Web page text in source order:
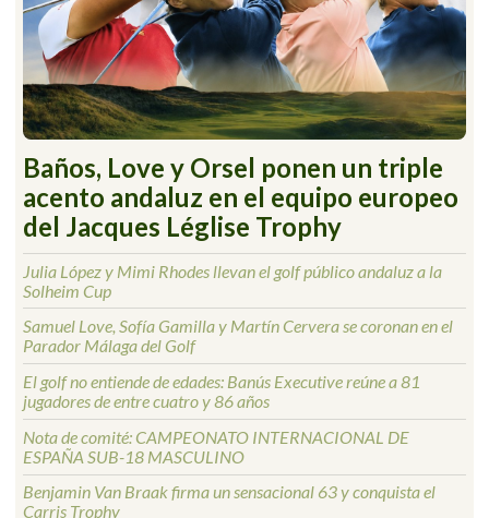
Baños, Love y Orsel ponen un triple
acento andaluz en el equipo europeo
del Jacques Léglise Trophy
Julia López y Mimi Rhodes llevan el golf público andaluz a la
Solheim Cup
Samuel Love, Sofía Gamilla y Martín Cervera se coronan en el
Parador Málaga del Golf
El golf no entiende de edades: Banús Executive reúne a 81
jugadores de entre cuatro y 86 años
Nota de comité: CAMPEONATO INTERNACIONAL DE
ESPAÑA SUB-18 MASCULINO
Benjamin Van Braak firma un sensacional 63 y conquista el
Carris Trophy